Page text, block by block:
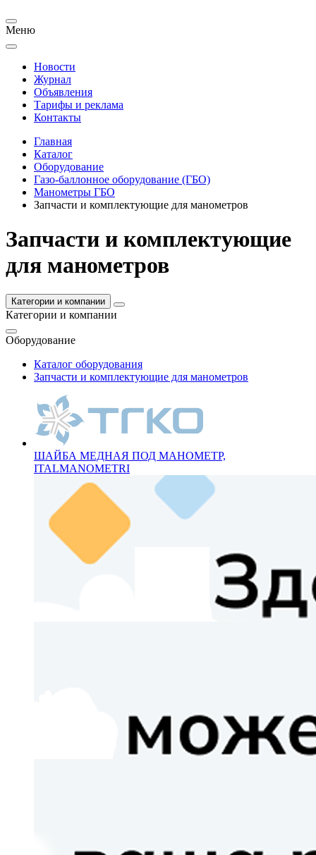
Меню
Новости
Журнал
Объявления
Тарифы и реклама
Контакты
Главная
Каталог
Оборудование
Газо-баллонное оборудование (ГБО)
Манометры ГБО
Запчасти и комплектующие для манометров
Запчасти и комплектующие
для манометров
Категории и компании
Категории и компании
Оборудование
Каталог оборудования
Запчасти и комплектующие для манометров
ШАЙБА МЕДНАЯ ПОД МАНОМЕТР,
ITALMANOMETRI